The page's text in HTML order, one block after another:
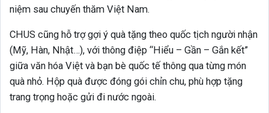
niệm sau chuyến thăm Việt Nam.
CHUS cũng hỗ trợ gợi ý quà tặng theo quốc tịch người nhận
(Mỹ, Hàn, Nhật…), với thông điệp “Hiểu – Gần – Gắn kết”
giữa văn hóa Việt và bạn bè quốc tế thông qua từng món
quà nhỏ. Hộp quà được đóng gói chỉn chu, phù hợp tặng
trang trọng hoặc gửi đi nước ngoài.